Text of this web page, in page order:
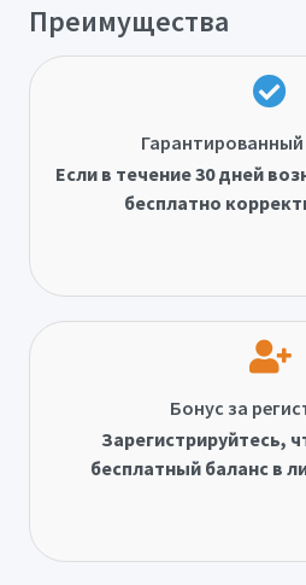
Преимущества
Гарантированный
Если в течение 30 дней
бесплатно
Бонус за
Зарегистрируйтесь,
бесплатный баланс в